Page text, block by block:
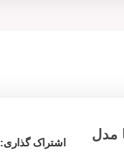
پاکشوما مدل
اشتراک گذاری: